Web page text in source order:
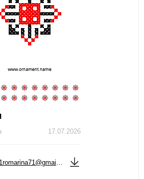
17.07.2026